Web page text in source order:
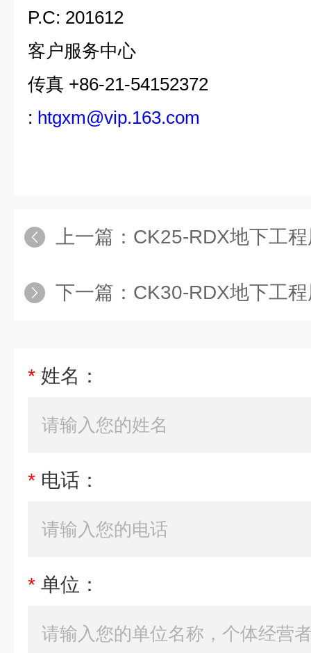
P.C: 201612
客户服务中心
传真 +86-21-54152372
: htgxm@vip.163.com
上一篇： CK25-RDX地下工
下一篇： CK30-RDX地下工
* 姓名：
* 电话：
* 单位：